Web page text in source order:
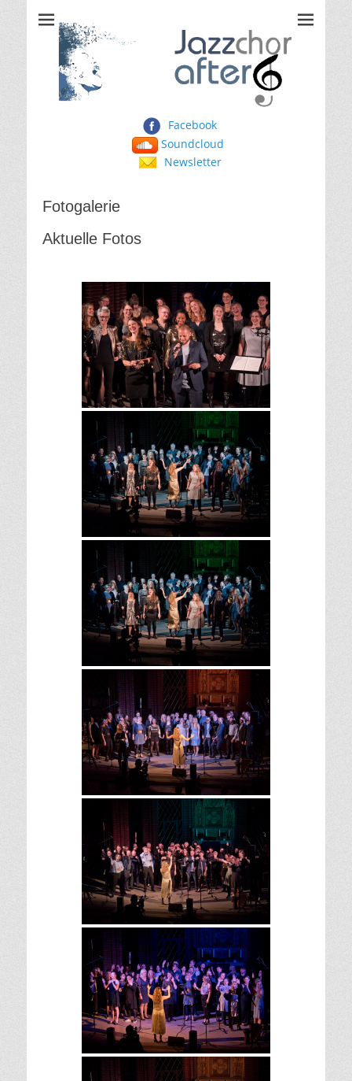
Jazzchor After Six
Facebook
Soundcloud
Newsletter
Fotogalerie
Aktuelle Fotos